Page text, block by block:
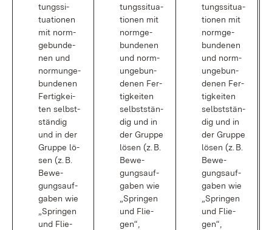
tungs­si­
tua­tio­nen
mit norm­
ge­bun­de­
nen und
norm­un­ge­
bun­de­nen
Fer­tig­kei­
ten selbst­
stän­dig
und in der
Grup­pe lö­
sen (z. B.
Be­we­
gungs­auf­
ga­ben wie
„Sprin­gen
und Flie­
tungs­si­tua­
tio­nen mit
norm­ge­
bun­de­nen
und norm­
un­ge­bun­
de­nen Fer­
tig­kei­ten
selbst­stän­
dig und in
der Grup­pe
lö­sen (z. B.
Be­we­
gungs­auf­
ga­ben wie
„Sprin­gen
und Flie­
gen“,
tungs­si­tua­
tio­nen mit
norm­ge­
bun­de­nen
und norm­
un­ge­bun­
de­nen Fer­
tig­kei­ten
selbst­stän­
dig und in
der Grup­pe
lö­sen (z. B.
Be­we­
gungs­auf­
ga­ben wie
„Sprin­gen
und Flie­
gen“,